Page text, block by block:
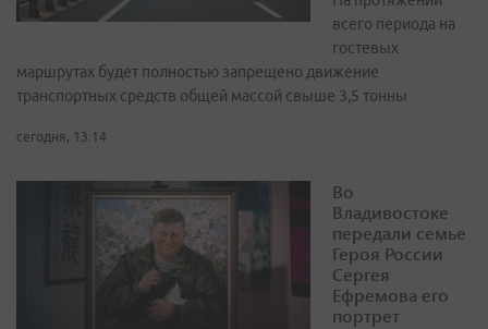
всего периода на
гостевых
маршрутах будет полностью запрещено движение
транспортных средств общей массой свыше 3,5 тонны
сегодня, 13:14
Во
Владивостоке
передали семье
Героя России
Сергея
Ефремова его
портрет